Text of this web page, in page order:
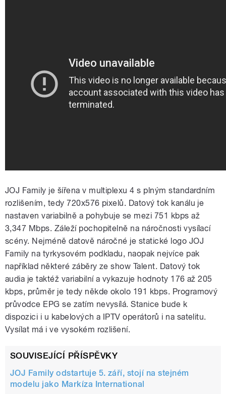
JOJ Family je šířena v multiplexu 4 s plným standardním
rozlišením, tedy 720x576 pixelů. Datový tok kanálu je
nastaven variabilně a pohybuje se mezi 751 kbps až
3,347 Mbps. Záleží pochopitelně na náročnosti vysílací
scény. Nejméně datově náročné je statické logo JOJ
Family na tyrkysovém podkladu, naopak nejvíce pak
například některé záběry ze show Talent. Datový tok
audia je taktéž variabilní a vykazuje hodnoty 176 až 205
kbps, průměr je tedy někde okolo 191 kbps. Programový
průvodce EPG se zatím nevysílá. Stanice bude k
dispozici i u kabelových a IPTV operátorů i na satelitu.
Vysílat má i ve vysokém rozlišení.
SOUVISEJÍCÍ PŘÍSPĚVKY
JOJ Family odstartuje 5. září, stojí na stejném
modelu jako Markíza International